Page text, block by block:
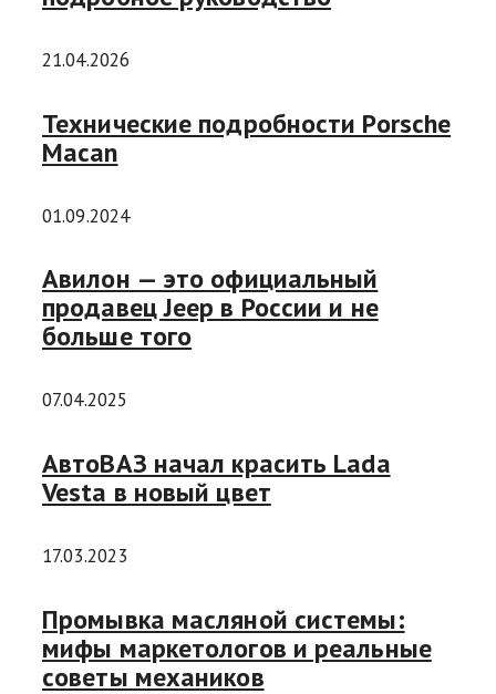
21.04.2026
Технические подробности Porsche
Macan
01.09.2024
Авилон — это официальный
продавец Jeep в России и не
больше того
07.04.2025
АвтоВАЗ начал красить Lada
Vesta в новый цвет
17.03.2023
Промывка масляной системы:
мифы маркетологов и реальные
советы механиков